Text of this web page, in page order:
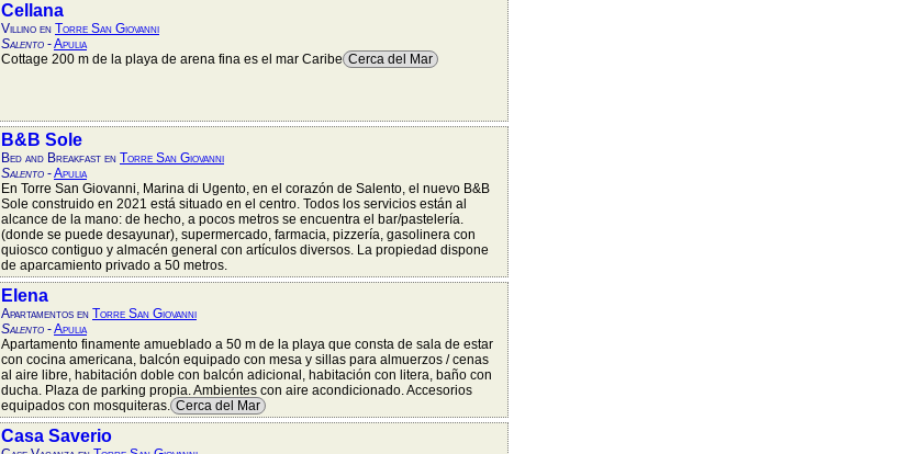
Cellana
Villino en Torre San Giovanni
Salento -Apulia
Cottage 200 m de la playa de arena fina es el mar Caribe Cerca del Mar
B&B Sole
Bed and Breakfast en Torre San Giovanni
Salento -Apulia
En Torre San Giovanni, Marina di Ugento, en el corazón de Salento, el nuevo B&B
Sole construido en 2021 está situado en el centro. Todos los servicios están al
alcance de la mano: de hecho, a pocos metros se encuentra el bar/pastelería.
(donde se puede desayunar), supermercado, farmacia, pizzería, gasolinera con
quiosco contiguo y almacén general con artículos diversos. La propiedad dispone
de aparcamiento privado a 50 metros.
Elena
Apartamentos en Torre San Giovanni
Salento -Apulia
Apartamento finamente amueblado a 50 m de la playa que consta de sala de estar
con cocina americana, balcón equipado con mesa y sillas para almuerzos / cenas
al aire libre, habitación doble con balcón adicional, habitación con litera, baño con
ducha. Plaza de parking propia. Ambientes con aire acondicionado. Accesorios
equipados con mosquiteras. Cerca del Mar
Casa Saverio